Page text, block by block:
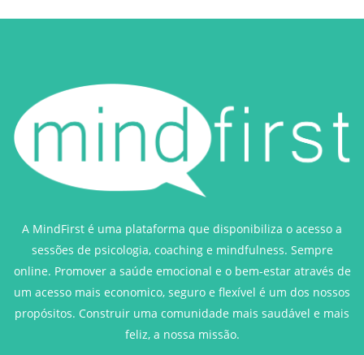
A MindFirst é uma plataforma que disponibiliza o acesso a
sessões de psicologia, coaching e mindfulness. Sempre
online. Promover a saúde emocional e o bem-estar através de
um acesso mais economico, seguro e flexível é um dos nossos
propósitos. Construir uma comunidade mais saudável e mais
feliz, a nossa missão.